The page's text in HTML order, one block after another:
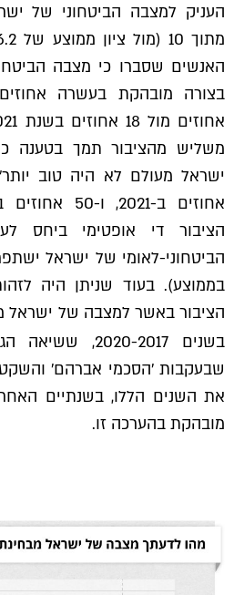
האנשים שסברו כי מצבה
משליש מהציבור תמך בטענה
הציבור די אופטימי ביחס
בממוצע). בעוד שניתן היה
הציבור באשר למצבה של ישראל
שבעקבות 'הסכמי אברהם' והשקט
את השנים הללו, בשנתיים
מובהקת בהערכה זו.